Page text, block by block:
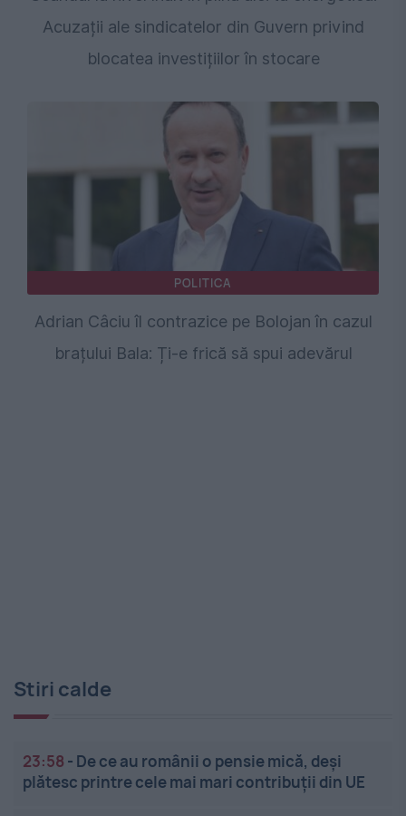
Acuzații ale sindicatelor din Guvern privind
blocatea investițiilor în stocare
POLITICA
Adrian Câciu îl contrazice pe Bolojan în cazul
brațului Bala: Ți-e frică să spui adevărul
Stiri calde
23:58 - De ce au românii o pensie mică, deși
plătesc printre cele mai mari contribuții din UE